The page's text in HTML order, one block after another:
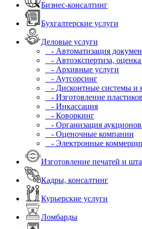
Бизнес-консалтинг
Бухгалтерские услуги
Деловые услуги
- Автоматизация
- Автоэкспертиза,
- Архивные услуги
- Аутсорсинг
- Дисконтные системы и
- Изготовление
- Инкассация
- Коворкинг
- Организация аукционов
- Оценочные компании
- Электронные
Изготовление печатей и
Кадры, консалтинг
Курьерские услуги
Ломбарды